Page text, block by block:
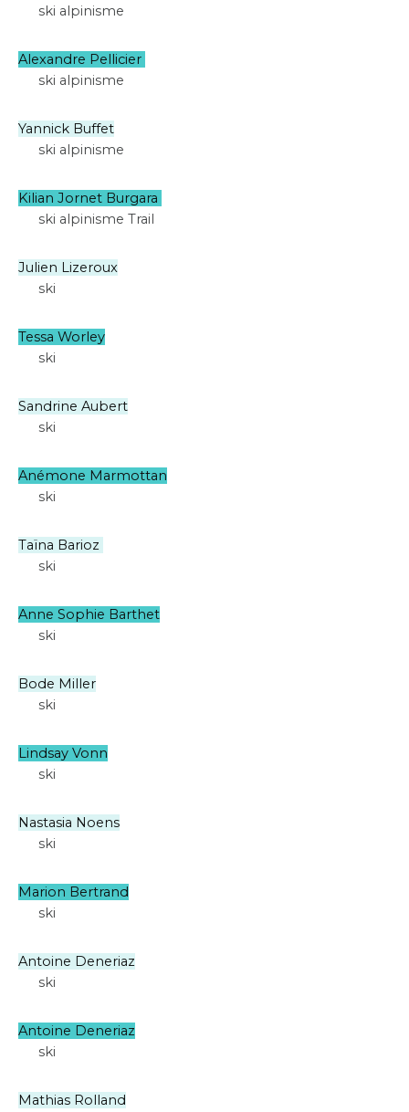
ski alpinisme
Alexandre Pellicier
ski alpinisme
Yannick Buffet
ski alpinisme
Kilian Jornet Burgara
ski alpinisme Trail
Julien Lizeroux
ski
Tessa Worley
ski
Sandrine Aubert
ski
Anémone Marmottan
ski
Taïna Barioz
ski
Anne Sophie Barthet
ski
Bode Miller
ski
Lindsay Vonn
ski
Nastasia Noens
ski
Marion Bertrand
ski
Antoine Deneriaz
ski
Antoine Deneriaz
ski
Mathias Rolland